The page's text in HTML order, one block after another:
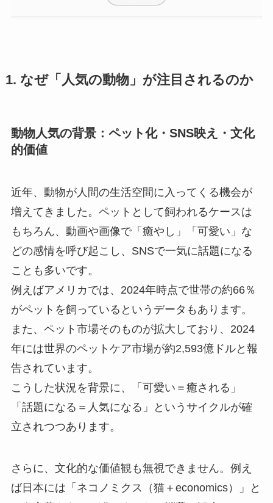
1. なぜ「人気の動物」が注目されるのか
動物人気の背景：ペット化・SNS映え・文化
的価値
近年、動物が人間の生活空間に入ってくる機会が
増えてきました。ペットとして飼われるケースは
もちろん、動画や画像で「癒やし」「可愛い」な
どの感情を呼び起こし、SNSで一気に話題になる
ことも多いです。
例えばアメリカでは、2024年時点で世帯の約66％
がペットを飼っているというデータもあります。
また、ペット市場そのものが拡大しており、2024
年には世界のペットケア市場が約2,593億ドルと報
告されています。
こうした状況を背景に、「可愛い＝癒される」
「話題になる＝人気になる」というサイクルが確
立されつつあります。
さらに、文化的な価値観も無視できません。例え
ば日本には「ネコノミクス（猫＋economics）」と